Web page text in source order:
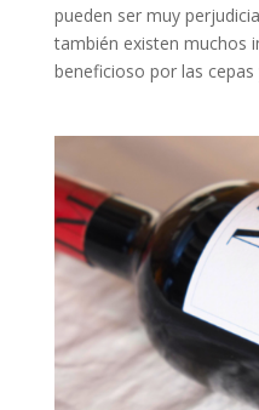
pueden ser muy
también existen muchos
beneficioso por las